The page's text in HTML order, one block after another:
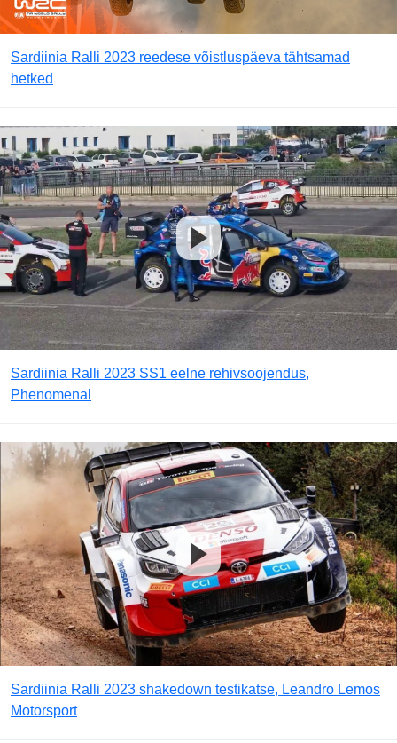
Sardiinia Ralli 2023 reedese võistluspäeva tähtsamad
hetked
Sardiinia Ralli 2023 SS1 eelne rehivsoojendus,
Phenomenal
Sardiinia Ralli 2023 shakedown testikatse, Leandro Lemos
Motorsport